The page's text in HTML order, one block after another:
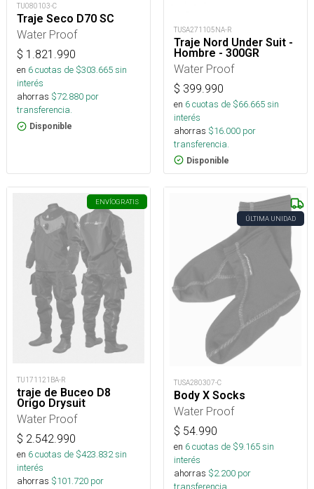
TU080103-C
Traje Seco D70 SC
Water Proof
$ 1.821.990
en 6cuotas de $303.665sin
interés
ahorras $72.880 por
transferencia.
Disponible
TUSA271105NA-R
Traje Nord Under Suit -
Hombre - 300GR
Water Proof
$ 399.990
en 6cuotas de $66.665sin
interés
ahorras $16.000 por
transferencia.
Disponible
ENVÍOGRATIS
TU171121BA-R
traje de Buceo D8
Origo Drysuit
Water Proof
$ 2.542.990
en 6cuotas de $423.832sin
interés
ahorras $101.720 por
ÚLTIMA UNIDAD
TUSA280307-C
Body X Socks
Water Proof
$ 54.990
en 6cuotas de $9.165sin
interés
ahorras $2.200 por